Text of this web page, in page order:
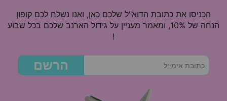
הכניסו את כתובת הדוא"ל שלכם כאן, ואנו נשלח לכם קופון
הנחה של 10%, ומאמר מעניין על גידול הארנב שלכם בכל שבוע
!
הרשם